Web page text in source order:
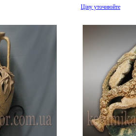
Ціну уточнюйте